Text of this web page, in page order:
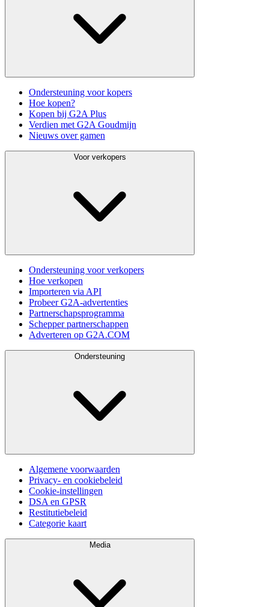
Ondersteuning voor kopers
Hoe kopen?
Kopen bij G2A Plus
Verdien met G2A Goudmijn
Nieuws over gamen
Voor verkopers
Ondersteuning voor verkopers
Hoe verkopen
Importeren via API
Probeer G2A-advertenties
Partnerschapsprogramma
Schepper partnerschappen
Adverteren op G2A.COM
Ondersteuning
Algemene voorwaarden
Privacy- en cookiebeleid
Cookie-instellingen
DSA en GPSR
Restitutiebeleid
Categorie kaart
Media